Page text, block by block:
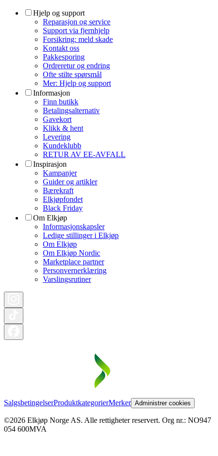
Hjelp og support
Reparasjon og service
Support via fjernhjelp
Forsikring: meld skade
Kontakt oss
Pakkesporing
Ordreretur og endring
Ofte stilte spørsmål
Mer: Hjelp og support
Informasjon
Finn butikk
Betalingsalternativ
Gavekort
Klikk & hent
Levering
Kundeklubb
RETUR AV EE-AVFALL
Inspirasjon
Kampanjer
Guider og artikler
Bærekraft
Elkjøpfondet
Black Friday
Om Elkjøp
Informasjonskapsler
Ledige stillinger i Elkjøp
Om Elkjøp
Om Elkjøp Nordic
Marketplace partner
Personvernerklæring
Varslingsrutiner
SalgsbetingelserProduktkategorierMerker Administrer cookies
©2026 Elkjøp Norge AS. Alle rettigheter reservert. Org nr.: NO947
054 600MVA